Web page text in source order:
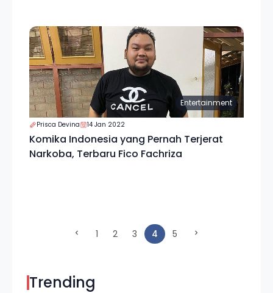
Entertainment
Prisca Devina 14 Jan 2022
Komika Indonesia yang Pernah Terjerat
Narkoba, Terbaru Fico Fachriza
1 2 3 4 (current)
5
Trending